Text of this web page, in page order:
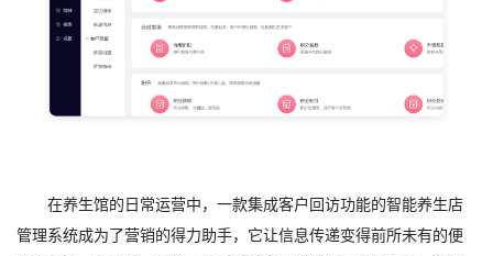
在养生馆的日常运营中，一款集成客户回访功能的智能养生店
管理系统成为了营销的得力助手，它让信息传递变得前所未有的便